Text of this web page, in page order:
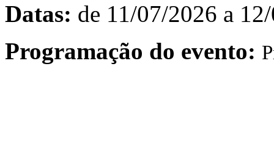
Datas: de 11/07/2026 a
Programação do evento: